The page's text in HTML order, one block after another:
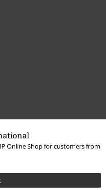
Online Shop for customers from